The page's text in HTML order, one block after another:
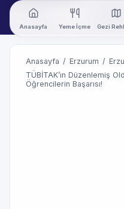
Anasayfa Yeme İçme Gezi
Anasayfa / Erzurum /
TÜBİTAK’ın Düzenlemiş
Öğrencilerin Başarısı!